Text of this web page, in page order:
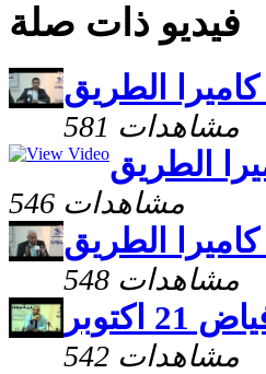
فيديو ذات صلة
الطريق
581 مشاهدات
الطريق
546 مشاهدات
الطريق
548 مشاهدات
542 مشاهدات